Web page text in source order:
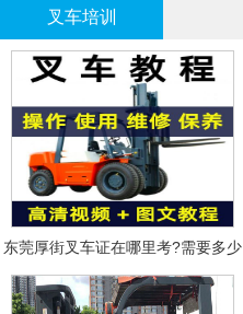
叉车培训
东莞厚街叉车证在哪里考?需要多少
钱?